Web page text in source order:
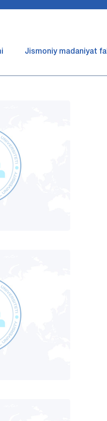
Jismoniy madaniyat